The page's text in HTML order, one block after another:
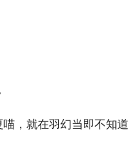
，就在羽幻当即不知道